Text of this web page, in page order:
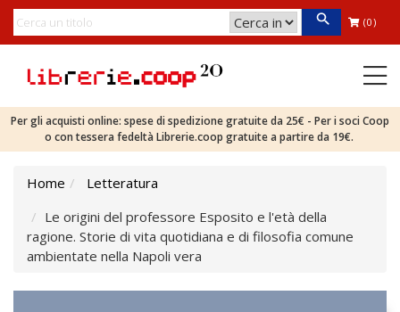
(0)
Per gli acquisti online: spese di spedizione gratuite da 25€ - Per i soci Coop
o con tessera fedeltà Librerie.coop gratuite a partire da 19€.
Home
Letteratura
Le origini del professore Esposito e l'età della
ragione. Storie di vita quotidiana e di filosofia comune
ambientate nella Napoli vera